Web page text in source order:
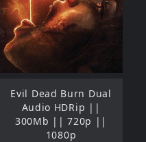
Evil Dead Burn Dual
Audio HDRip ||
300Mb || 720p ||
1080p